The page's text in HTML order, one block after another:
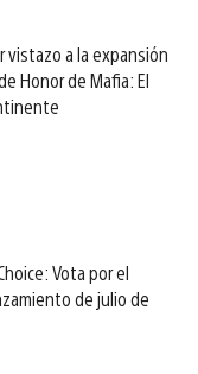
vistazo a la expansión
Honor de Mafia: El
Vota por el
de julio de